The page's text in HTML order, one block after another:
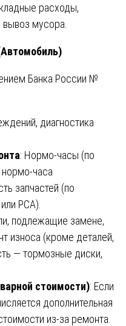
расходы,
мусора.
Банка России №
диагностика
: Нормо-часы (по
часа
запчастей (по
РСА).
подлежащие замене,
износа (кроме деталей,
— тормозные диски,
стоимости): Если
дополнительная
из-за ремонта.